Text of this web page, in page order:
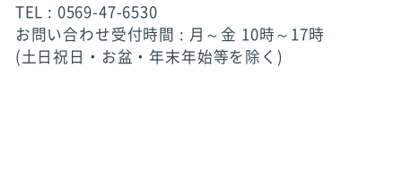
TEL : 0569-47-6530
お問い合わせ受付時間 : 月～金 10時～17時
(土日祝日・お盆・年末年始等を除く)